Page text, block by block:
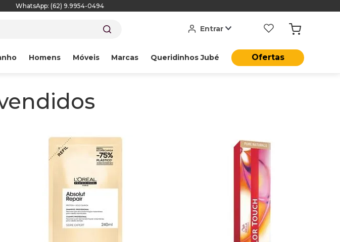
WhatsApp: (62) 9.9954-0494
Entrar
Homens Móveis Marcas Queridinhos Jubé Ofertas